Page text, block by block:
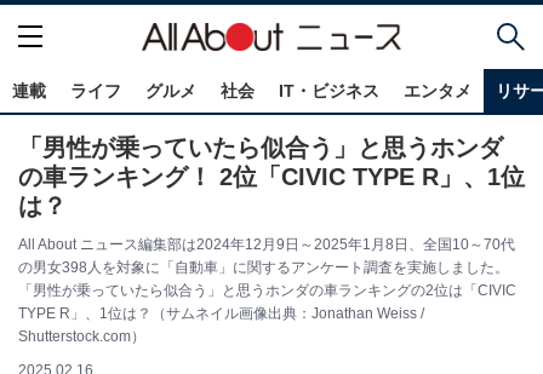
連載 ライフ グルメ 社会 IT・ビジネス エンタメ リサ
「男性が乗っていたら似合う」と思うホンダ
の車ランキング！ 2位「CIVIC TYPE R」、1位
は？
All About ニュース編集部は2024年12月9日～2025年1月8日、全国10～70代
の男女398人を対象に「自動車」に関するアンケート調査を実施しました。
「男性が乗っていたら似合う」と思うホンダの車ランキングの2位は「CIVIC
TYPE R」、1位は？（サムネイル画像出典：Jonathan Weiss /
Shutterstock.com）
2025.02.16